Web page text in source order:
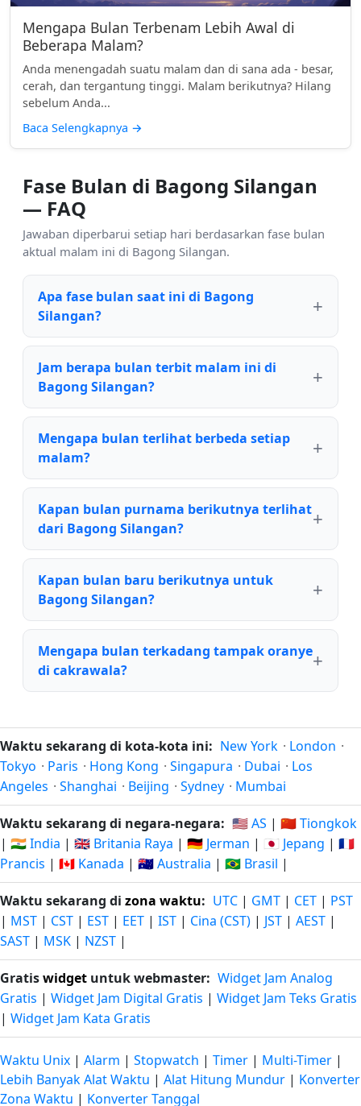
Mengapa Bulan Terbenam Lebih Awal di
Beberapa Malam?
Anda menengadah suatu malam dan di sana ada - besar,
cerah, dan tergantung tinggi. Malam berikutnya? Hilang
sebelum Anda...
Baca Selengkapnya →
Fase Bulan di Bagong Silangan
— FAQ
Jawaban diperbarui setiap hari berdasarkan fase bulan
aktual malam ini di Bagong Silangan.
Apa fase bulan saat ini di Bagong
Silangan?
Jam berapa bulan terbit malam ini di
Bagong Silangan?
Mengapa bulan terlihat berbeda setiap
malam?
Kapan bulan purnama berikutnya terlihat
dari Bagong Silangan?
Kapan bulan baru berikutnya untuk
Bagong Silangan?
Mengapa bulan terkadang tampak oranye
di cakrawala?
Waktu sekarang di kota-kota ini: New York · London ·
Tokyo · Paris · Hong Kong · Singapura · Dubai · Los
Angeles · Shanghai · Beijing · Sydney · Mumbai
Waktu sekarang di negara-negara: 🇺🇸 AS | 🇨🇳 Tiongkok
| 🇮🇳 India | 🇬🇧 Britania Raya | 🇩🇪 Jerman | 🇯🇵 Jepang | 🇫🇷
Prancis | 🇨🇦 Kanada | 🇦🇺 Australia | 🇧🇷 Brasil |
Waktu sekarang di zona waktu: UTC | GMT | CET | PST
| MST | CST | EST | EET | IST | Cina (CST) | JST | AEST |
SAST | MSK | NZST |
Gratiswidget untuk webmaster: Widget Jam Analog
Gratis | Widget Jam Digital Gratis | Widget Jam Teks Gratis
| Widget Jam Kata Gratis
Waktu Unix | Alarm | Stopwatch | Timer | Multi-Timer |
Lebih Banyak Alat Waktu | Alat Hitung Mundur | Konverter
Zona Waktu | Konverter Tanggal